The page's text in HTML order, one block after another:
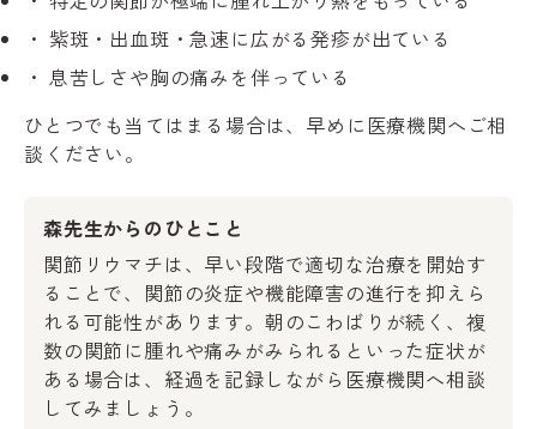
紫斑・出血斑・急速に広がる発疹が出ている
息苦しさや胸の痛みを伴っている
ひとつでも当てはまる場合は、早めに医療機関へご相
談ください。
森先生からのひとこと
関節リウマチは、早い段階で適切な治療を開始す
ることで、関節の炎症や機能障害の進行を抑えら
れる可能性があります。朝のこわばりが続く、複
数の関節に腫れや痛みがみられるといった症状が
ある場合は、経過を記録しながら医療機関へ相談
してみましょう。